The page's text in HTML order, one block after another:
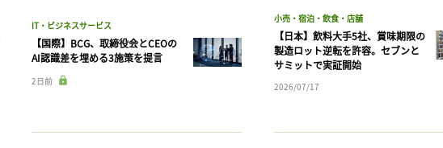
IT・ビジネスサービス
【国際】BCG、取締役会とCEOの
AI認識差を埋める3施策を提言
2日前
小売・宿泊・飲食・店舗
【日本】飲料大手5社、賞味期限の
製造ロット逆転を許容。セブンと
サミットで実証開始
2026/07/17
ログイン 会員登録